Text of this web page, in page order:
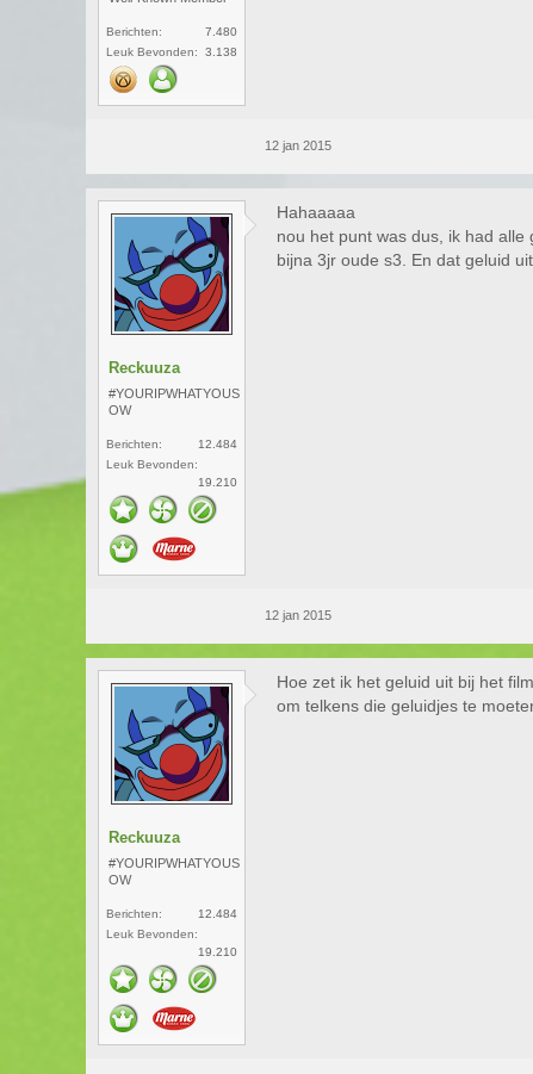
Berichten:
7.480
Leuk Bevonden:
3.138
12 jan 2015
Reckuuza
#YOURIPWHATYOUS
OW
Berichten:
12.484
Leuk Bevonden:
19.210
Hahaaaaa
nou het punt was dus, ik had
bijna 3jr oude s3. En dat geluid
12 jan 2015
Reckuuza
#YOURIPWHATYOUS
OW
Berichten:
12.484
Leuk Bevonden:
19.210
Hoe zet ik het geluid uit bij het
om telkens die geluidjes te